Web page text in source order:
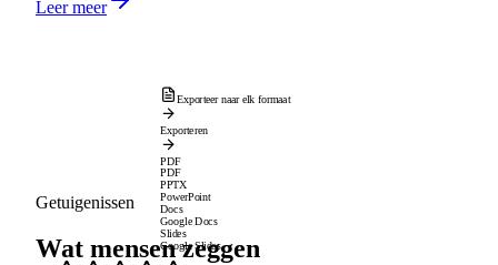
Leer meer
Exporteer naar elk formaat
Exporteren
PDF
PDF
PPTX
PowerPoint
Docs
Google Docs
Slides
Google Slides
Getuigenissen
Wat mensen zeggen